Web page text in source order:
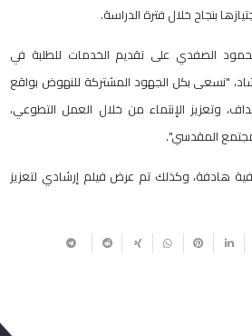
بنجاح خلال فترة الدراسة.
الصفدي على تقديم الخدمات للطلبة في
"نسعى بكل الجهود المشتركة للنهوض بواقع
وتعزيز الإنتماء من خلال العمل التطوعي،
المقدسي".
هادفة، وكذلك تم عرض فيلم إرشادي لتعزيز